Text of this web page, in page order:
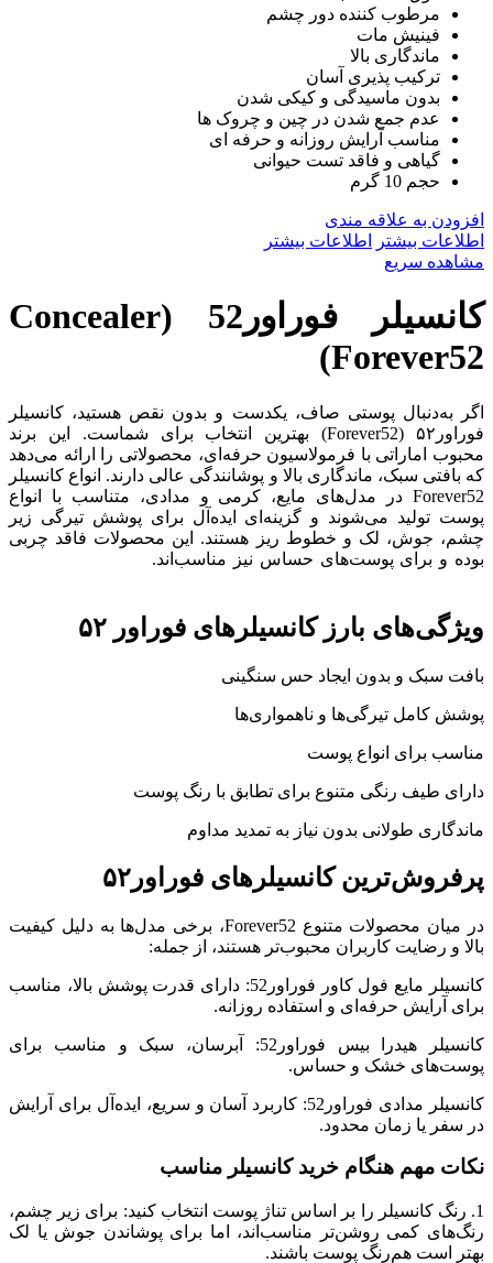
مرطوب کننده دور چشم
فینیش مات
ماندگاری بالا
ترکیب پذیری آسان
بدون ماسیدگی و کیکی شدن
عدم جمع شدن در چین و چروک ها
مناسب آرایش روزانه و حرفه ای
گیاهی و فاقد تست حیوانی
حجم 10 گرم
افزودن به علاقه مندی
اطلاعات بیشتر
اطلاعات بیشتر
مشاهده سریع
کانسیلر فوراور52 (Concealer
Forever52)
اگر به‌دنبال پوستی صاف، یکدست و بدون نقص هستید، کانسیلر
فوراور۵۲ (Forever52) بهترین انتخاب برای شماست. این برند
محبوب اماراتی با فرمولاسیون حرفه‌ای، محصولاتی را ارائه می‌دهد
که بافتی سبک، ماندگاری بالا و پوشانندگی عالی دارند. انواع کانسیلر
Forever52 در مدل‌های مایع، کرمی و مدادی، متناسب با انواع
پوست تولید می‌شوند و گزینه‌ای ایده‌آل برای پوشش تیرگی زیر
چشم، جوش، لک و خطوط ریز هستند. این محصولات فاقد چربی
بوده و برای پوست‌های حساس نیز مناسب‌اند.
ویژگی‌های بارز کانسیلرهای فوراور ۵۲
بافت سبک و بدون ایجاد حس سنگینی
پوشش کامل تیرگی‌ها و ناهمواری‌ها
مناسب برای انواع پوست
دارای طیف رنگی متنوع برای تطابق با رنگ پوست
ماندگاری طولانی بدون نیاز به تمدید مداوم
پرفروش‌ترین کانسیلرهای فوراور۵۲
در میان محصولات متنوع Forever52، برخی مدل‌ها به دلیل کیفیت
بالا و رضایت کاربران محبوب‌تر هستند، از جمله:
کانسیلر مایع فول کاور فوراور52: دارای قدرت پوشش بالا، مناسب
برای آرایش حرفه‌ای و استفاده روزانه.
کانسیلر هیدرا بیس فوراور52: آبرسان، سبک و مناسب برای
پوست‌های خشک و حساس.
کانسیلر مدادی فوراور52: کاربرد آسان و سریع، ایده‌آل برای آرایش
در سفر یا زمان محدود.
نکات مهم هنگام خرید کانسیلر مناسب
1. رنگ کانسیلر را بر اساس تناژ پوست انتخاب کنید: برای زیر چشم،
رنگ‌های کمی روشن‌تر مناسب‌اند، اما برای پوشاندن جوش یا لک
بهتر است هم‌رنگ پوست باشند.